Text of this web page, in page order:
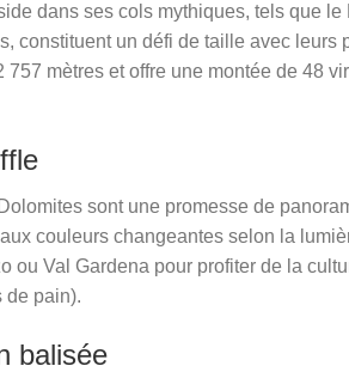
dans ses cols mythiques, tels que
constituent un défi de taille avec
mètres et offre une montée de 48
sont une promesse de
couleurs changeantes selon la
ou Val Gardena pour profiter de la
de pain).
balisée